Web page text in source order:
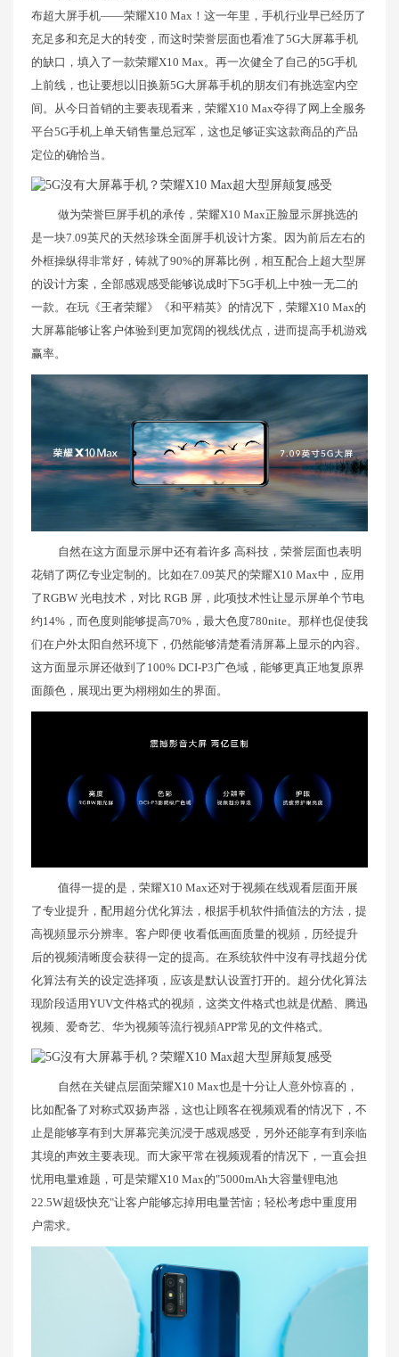
布超大屏手机——荣耀X10 Max！这一年里，手机行业早已经历了
充足多和充足大的转变，而这时荣誉层面也看准了5G大屏幕手机
的缺口，填入了一款荣耀X10 Max。再一次健全了自己的5G手机
上前线，也让要想以旧换新5G大屏幕手机的朋友们有挑选室内空
间。从今日首销的主要表现看来，荣耀X10 Max夺得了网上全服务
平台5G手机上单天销售量总冠军，这也足够证实这款商品的产品
定位的确恰当。
做为荣誉巨屏手机的承传，荣耀X10 Max正脸显示屏挑选的
是一块7.09英尺的天然珍珠全面屏手机设计方案。因为前后左右的
外框操纵得非常好，铸就了90%的屏幕比例，相互配合上超大型屏
的设计方案，全部感观感受能够说成时下5G手机上中独一无二的
一款。在玩《王者荣耀》《和平精英》的情况下，荣耀X10 Max的
大屏幕能够让客户体验到更加宽阔的视线优点，进而提高手机游戏
赢率。
自然在这方面显示屏中还有着许多 高科技，荣誉层面也表明
花销了两亿专业定制的。比如在7.09英尺的荣耀X10 Max中，应用
了RGBW 光电技术，对比 RGB 屏，此项技术性让显示屏单个节电
约14%，而色度则能够提高70%，最大色度780nite。那样也促使我
们在户外太阳自然环境下，仍然能够清楚看清屏幕上显示的內容。
这方面显示屏还做到了100% DCI-P3广色域，能够更真正地复原界
面颜色，展现出更为栩栩如生的界面。
值得一提的是，荣耀X10 Max还对于视频在线观看层面开展
了专业提升，配用超分优化算法，根据手机软件插值法的方法，提
高视頻显示分辨率。客户即便 收看低画面质量的视頻，历经提升
后的视频清晰度会获得一定的提高。在系统软件中沒有寻找超分优
化算法有关的设定选择项，应该是默认设置打开的。超分优化算法
现阶段适用YUV文件格式的视頻，这类文件格式也就是优酷、腾迅
视频、爱奇艺、华为视频等流行视頻APP常见的文件格式。
自然在关键点层面荣耀X10 Max也是十分让人意外惊喜的，
比如配备了对称式双扬声器，这也让顾客在视频观看的情况下，不
止是能够享有到大屏幕完美沉浸于感观感受，另外还能享有到亲临
其境的声效主要表现。而大家平常在视频观看的情况下，一直会担
忧用电量难题，可是荣耀X10 Max的"5000mAh大容量锂电池
22.5W超级快充"让客户能够忘掉用电量苦恼；轻松考虑中重度用
户需求。